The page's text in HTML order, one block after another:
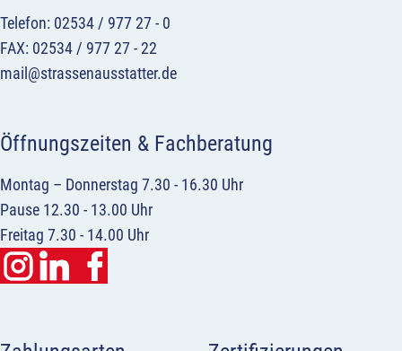
Telefon: 02534 / 977 27 - 0
FAX: 02534 / 977 27 - 22
mail@strassenausstatter.de
Öffnungszeiten & Fachberatung
Montag – Donnerstag 7.30 - 16.30 Uhr
Pause 12.30 - 13.00 Uhr
Freitag 7.30 - 14.00 Uhr